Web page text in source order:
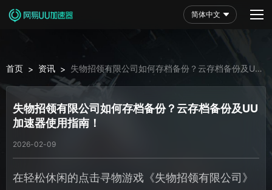
简体中文
首页 > 资讯 > 失物招领有限公司如何存档备份？云存档备份及UU
加速器使用指南！
失物招领有限公司如何存档备份？云存档备份及UU
加速器使用指南！
2026-02-09
在轻松休闲的点击寻物游戏《失物招领有限公司》